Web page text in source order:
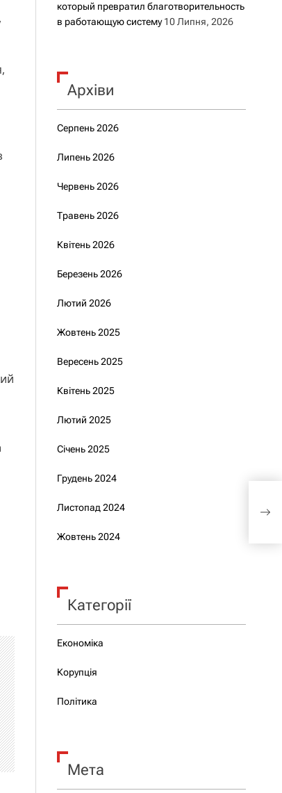
который превратил благотворительность
в работающую систему 10 Липня, 2026
Архіви
Серпень 2026
Липень 2026
Червень 2026
Травень 2026
Квітень 2026
Березень 2026
Лютий 2026
Жовтень 2025
Вересень 2025
Квітень 2025
Лютий 2025
Січень 2025
Грудень 2024
Листопад 2024
Жовтень 2024
Категорії
Економіка
Корупція
Політика
Мета